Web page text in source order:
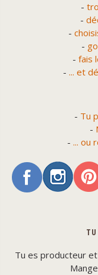
-
-
-
-
- fais
- ... et
- Tu
-
- ... ou
Tu es producteur